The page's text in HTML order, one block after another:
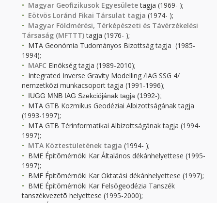
Magyar Geofizikusok Egyesületetagja (1969- );
Eötvös Loránd Fikai Társulat tagja (1974- );
Magyar Földmérési, Térképészeti és Távérzékelési
Társaság (MFTTT)tagja (1976- );
MTA Geonómia Tudományos Bizottság tagja (1985-
1994);
MAFC Elnökség tagja (1989-2010);
Integrated Inverse Gravity Modelling /IAG SSG 4/
nemzetközi munkacsoport tagja (1991-1996);
IUGG MNB IAG Szekciójának tagja (1992-);
MTA GTB Kozmikus Geodéziai Albizottságának tagja
(1993-1997);
MTA GTB Térinformatikai Albizottságának tagja (1994-
1997);
MTA Köztestületének tagja (1994- );
BME Építõmérnöki Kar Általános dékánhelyettese (1995-
1997);
BME Építõmérnöki Kar Oktatási dékánhelyettese (1997);
BME Építõmérnöki Kar Felsõgeodézia Tanszék
tanszékvezetõ helyettese (1995-2000);